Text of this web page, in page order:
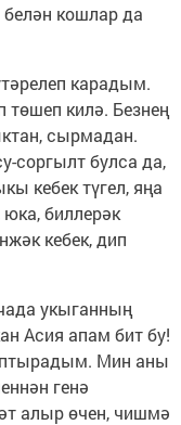
кошлар да
карадым.
килә. Безнең
сырмадан.
соргылт булса да,
кебек түгел, яңа
биллерәк
кебек, дип
укыганның
Асия апам бит бу!
Мин аны
генә
алыр өчен, чишмә